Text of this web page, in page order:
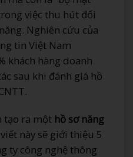
việc thu hút đối
Nghiên cứu của
tin Việt Nam
khách hàng doanh
sau khi đánh giá hồ
tạo ra một hồ sơ năng
này sẽ giới thiệu 5
ty công nghệ thông